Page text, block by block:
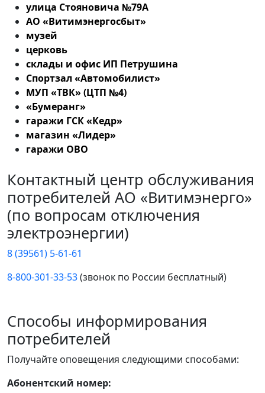
улица Стояновича №79А
АО «Витимэнергосбыт»
музей
церковь
склады и офис ИП Петрушина
Спортзал «Автомобилист»
МУП «ТВК» (ЦТП №4)
«Бумеранг»
гаражи ГСК «Кедр»
магазин «Лидер»
гаражи ОВО
Контактный центр обслуживания
потребителей АО «Витимэнерго»
(по вопросам отключения
электроэнергии)
8 (39561) 5-61-61
8-800-301-33-53(звонок по России бесплатный)
Способы информирования
потребителей
Получайте оповещения следующими способами:
Абонентский номер: